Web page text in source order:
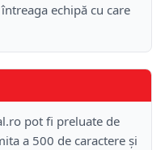
echipă cu care
pot fi preluate de
a 500 de caractere și